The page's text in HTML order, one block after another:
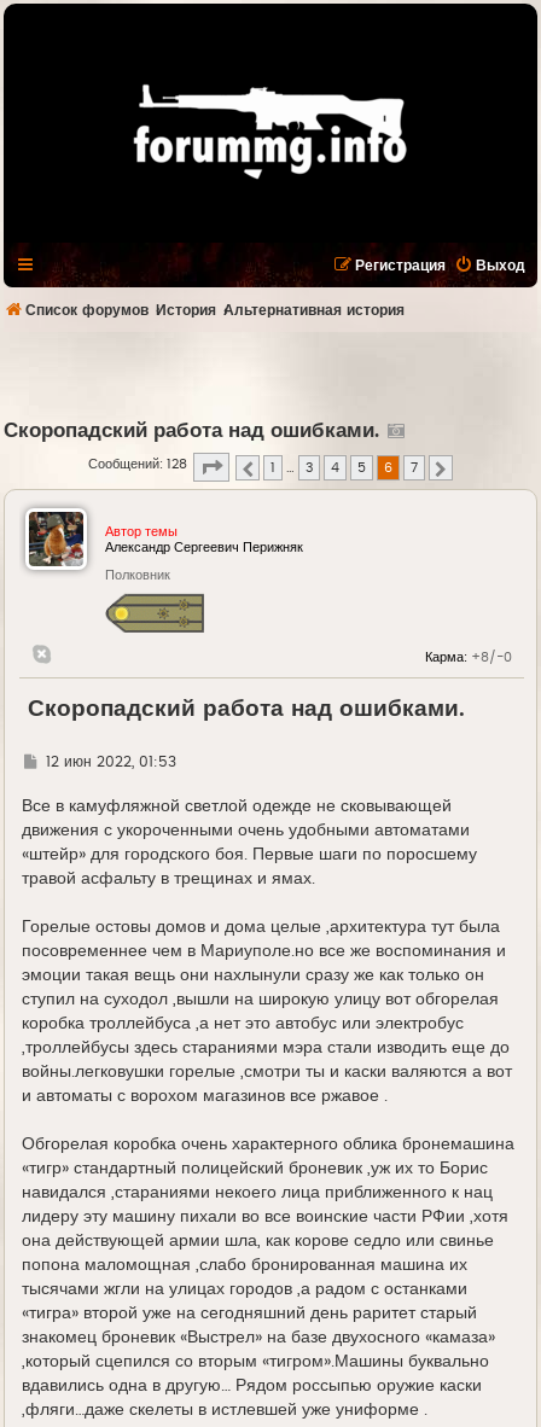
Выход
Регистрация
Список форумов История Альтернативная история
Скоропадский работа над ошибками.
Сообщений: 128 Страница из
1 3 4 5 6 7
Автор темы
Александр Сергеевич Перижняк
Полковник
Карма: +8/-0
Скоропадский работа над ошибками.
Г12 июн 2022, 01:53
Все в камуфляжной светлой одежде не сковывающей
движения с укороченными очень удобными автоматами
«штейр» для городского боя. Первые шаги по поросшему
травой асфальту в трещинах и ямах.
Горелые остовы домов и дома целые ,архитектура тут была
посовременнее чем в Мариуполе.но все же воспоминания и
эмоции такая вещь они нахлынули сразу же как только он
ступил на суходол ,вышли на широкую улицу вот обгорелая
коробка троллейбуса ,а нет это автобус или электробус
,троллейбусы здесь стараниями мэра стали изводить еще до
войны.легковушки горелые ,смотри ты и каски валяются а вот
и автоматы с ворохом магазинов все ржавое .
Обгорелая коробка очень характерного облика бронемашина
«тигр» стандартный полицейский броневик ,уж их то Борис
навидался ,стараниями некоего лица приближенного к нац
лидеру эту машину пихали во все воинские части РФии ,хотя
она действующей армии шла, как корове седло или свинье
попона маломощная ,слабо бронированная машина их
тысячами жгли на улицах городов ,а радом с останками
«тигра» второй уже на сегодняшний день раритет старый
знакомец броневик «Выстрел» на базе двухосного «камаза»
,который сцепился со вторым «тигром».Машины буквально
вдавились одна в другую… Рядом россыпью оружие каски
,фляги…даже скелеты в истлевшей уже униформе .